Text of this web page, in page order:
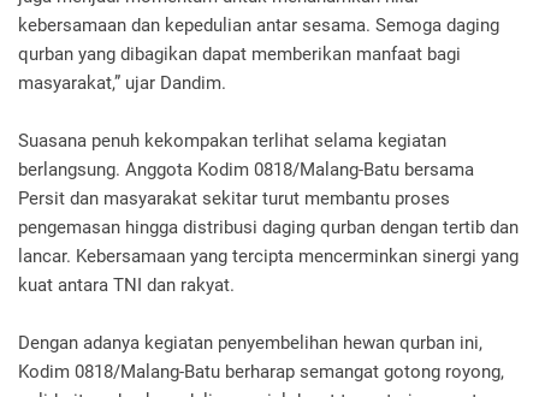
kebersamaan dan kepedulian antar sesama. Semoga daging
qurban yang dibagikan dapat memberikan manfaat bagi
masyarakat,” ujar Dandim.
Suasana penuh kekompakan terlihat selama kegiatan
berlangsung. Anggota Kodim 0818/Malang-Batu bersama
Persit dan masyarakat sekitar turut membantu proses
pengemasan hingga distribusi daging qurban dengan tertib dan
lancar. Kebersamaan yang tercipta mencerminkan sinergi yang
kuat antara TNI dan rakyat.
Dengan adanya kegiatan penyembelihan hewan qurban ini,
Kodim 0818/Malang-Batu berharap semangat gotong royong,